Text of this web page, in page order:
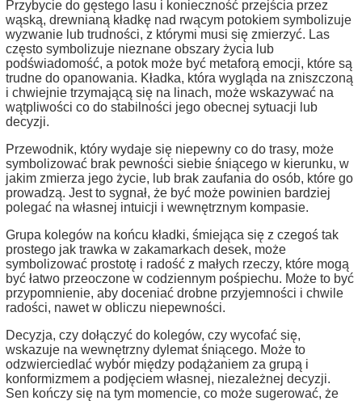
Przybycie do gęstego lasu i konieczność przejścia przez
wąską, drewnianą kładkę nad rwącym potokiem symbolizuje
wyzwanie lub trudności, z którymi musi się zmierzyć. Las
często symbolizuje nieznane obszary życia lub
podświadomość, a potok może być metaforą emocji, które są
trudne do opanowania. Kładka, która wygląda na zniszczoną
i chwiejnie trzymającą się na linach, może wskazywać na
wątpliwości co do stabilności jego obecnej sytuacji lub
decyzji.
Przewodnik, który wydaje się niepewny co do trasy, może
symbolizować brak pewności siebie śniącego w kierunku, w
jakim zmierza jego życie, lub brak zaufania do osób, które go
prowadzą. Jest to sygnał, że być może powinien bardziej
polegać na własnej intuicji i wewnętrznym kompasie.
Grupa kolegów na końcu kładki, śmiejąca się z czegoś tak
prostego jak trawka w zakamarkach desek, może
symbolizować prostotę i radość z małych rzeczy, które mogą
być łatwo przeoczone w codziennym pośpiechu. Może to być
przypomnienie, aby doceniać drobne przyjemności i chwile
radości, nawet w obliczu niepewności.
Decyzja, czy dołączyć do kolegów, czy wycofać się,
wskazuje na wewnętrzny dylemat śniącego. Może to
odzwierciedlać wybór między podążaniem za grupą i
konformizmem a podjęciem własnej, niezależnej decyzji.
Sen kończy się na tym momencie, co może sugerować, że